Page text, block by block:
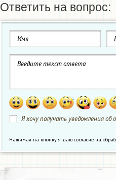
Ответить на вопрос:
Я хочу получать уведомления
Нажимая на кнопку я даю согласие на